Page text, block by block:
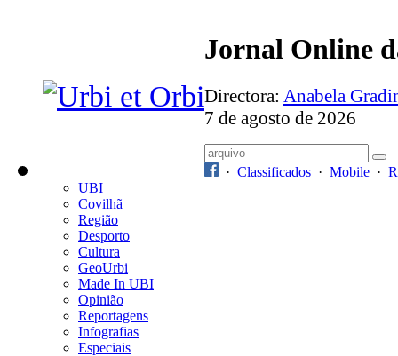
Jornal Online
Directora: Anabela
7 de agosto de 2026
· Classificados · Mobile ·
UBI
Covilhã
Região
Desporto
Cultura
GeoUrbi
Made In UBI
Opinião
Reportagens
Infografias
Especiais